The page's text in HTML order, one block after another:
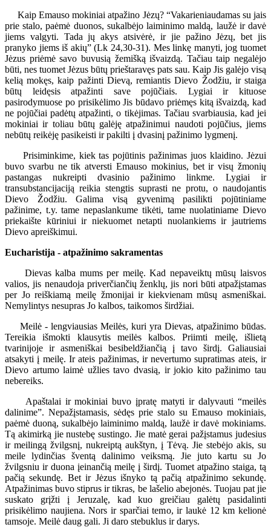
Kaip Emauso mokiniai atpažino Jėzų? “Vakarieniaudamas su jais
prie stalo, paėmė duonos, sukalbėjo laiminimo maldą, laužė ir davė
jiems valgyti. Tada jų akys atsivėrė, ir jie pažino Jėzų, bet jis
pranyko jiems iš akių” (Lk 24,30-31). Mes linkę manyti, jog tuomet
Jėzus priėmė savo buvusią žemišką išvaizdą. Tačiau taip negalėjo
būti, nes tuomet Jėzus būtų prieštaravęs pats sau. Kaip Jis galėjo visą
kelią mokęs, kaip pažinti Dievą, remiantis Dievo Žodžiu, ir staiga
būtų leidęsis atpažinti save pojūčiais. Lygiai ir kituose
pasirodymuose po prisikėlimo Jis būdavo priėmęs kitą išvaizdą, kad
ne pojūčiai padėtų atpažinti, o tikėjimas. Tačiau svarbiausia, kad jei
mokiniai ir toliau būtų galėję atpažinimui naudoti pojūčius, jiems
nebūtų reikėję pasikeisti ir pakilti į dvasinį pažinimo lygmenį.
Prisiminkime, kiek tas pojūtinis pažinimas juos klaidino. Jėzui
buvo svarbu ne tik atversti Emauso mokinius, bet ir visų žmonių
pastangas nukreipti dvasinio pažinimo linkme. Lygiai ir
transubstancijaciją reikia stengtis suprasti ne protu, o naudojantis
Dievo Žodžiu. Galima visą gyvenimą pasilikti pojūtiniame
pažinime, t.y. tame nepaslankume tikėti, tame nuolatiniame Dievo
priekaište kūriniui ir niekuomet netapti nuolankiems ir jautriems
Dievo apreiškimui.
Eucharistija - atpažinimo sakramentas
Dievas kalba mums per meilę. Kad nepaveiktų mūsų laisvos
valios, jis nenaudoja priverčiančių ženklų, jis nori būti atpažįstamas
per Jo reiškiamą meilę žmonijai ir kiekvienam mūsų asmeniškai.
Nemylintys nesupras Jo kalbos, taikomos širdžiai.
Meilė - lengviausias Meilės, kuri yra Dievas, atpažinimo būdas.
Tereikia išmokti klausytis meilės kalbos. Priimti meilę, išlietą
tvarinijoje ir asmeniškai besibeldžiančią į tavo širdį. Galiausiai
atsakyti į meilę. Ir ateis pažinimas, ir nevertumo supratimas ateis, ir
Dievo artumo laimė užlies tavo dvasią, ir jokio kito pažinimo tau
nebereiks.
Apaštalai ir mokiniai buvo įpratę matyti ir dalyvauti “meilės
dalinime”. Nepažįstamasis, sėdęs prie stalo su Emauso mokiniais,
paėmė duoną, sukalbėjo laiminimo maldą, laužė ir davė mokiniams.
Tą akimirką jie nustebę sustingo. Jie matė gerai pažįstamus judesius
ir meilingą žvilgsnį, nukreiptą aukštyn, į Tėvą. Jie stebėjo akis, su
meile lydinčias šventą dalinimo veiksmą. Jie juto kartu su Jo
žvilgsniu ir duona įeinančią meilę į širdį. Tuomet atpažino staiga, tą
pačią sekundę. Bet ir Jėzus išnyko tą pačią atpažinimo sekundę.
Atpažinimas buvo stiprus ir tikras, be lašelio abejonės. Tuojau pat jie
suskato grįžti į Jeruzalę, kad kuo greičiau galėtų pasidalinti
prisikėlimo naujiena. Nors ir sparčiai temo, ir laukė 12 km kelionė
tamsoje. Meilė daug gali. Ji daro stebuklus ir darys.